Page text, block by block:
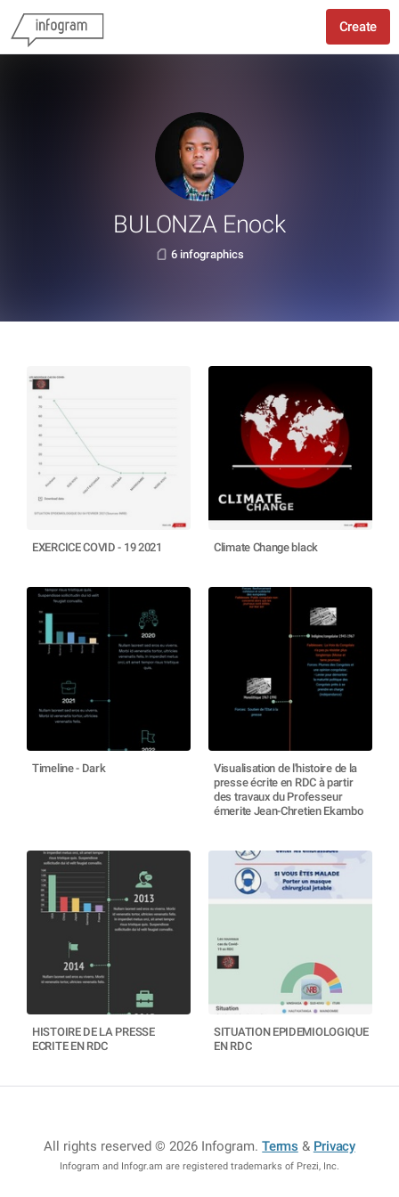
Create
BULONZA Enock
6 infographics
EXERCICE COVID - 19 2021 Climate Change black
Timeline - Dark
Visualisation de l'histoire de la
presse écrite en RDC à partir
des travaux du Professeur
émerite Jean-Chretien Ekambo
HISTOIRE DE LA PRESSE
ECRITE EN RDC
SITUATION EPIDEMIOLOGIQUE
EN RDC
All rights reserved © 2026 Infogram.Terms & Privacy
Infogram and Infogr.am are registered trademarks of Prezi, Inc.